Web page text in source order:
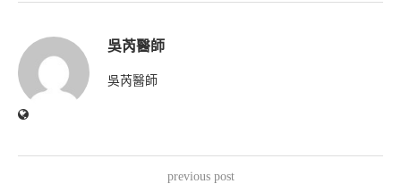
吳芮醫師
吳芮醫師
previous post